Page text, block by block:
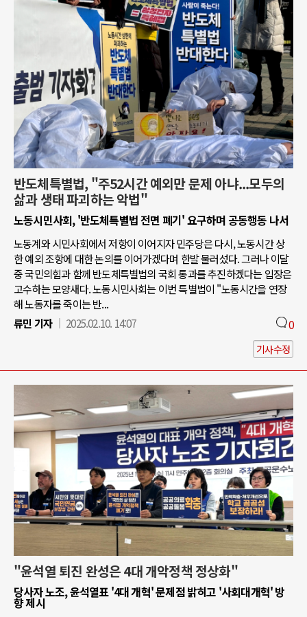
반도체특별법, "주52시간 예외만 문제 아냐...모두의
삶과 생태 파괴하는 악법"
노동시민사회, '반도체특별법 전면 폐기' 요구하며 공동행동 나서
노동계와 시민사회에서 저항이 이어지자 민주당은 다시, 노동시간 상
한 예외 조항에 대한 논의를 이어가겠다며 한발 물러섰다. 그러나 이달
중 국민의힘과 함께 반도체특별법의 국회 통과를 추진하겠다는 입장은
고수하는 모양새다. 노동시민사회는 이번 특별법이 "노동시간을 연장
해 노동자를 죽이는 반...
류민 기자
2025.02.10. 14:07 0
기사수정
"윤석열 퇴진 완성은 4대 개악정책 정상화"
당사자 노조, 윤석열표 '4대 개혁' 문제점 밝히고 '사회대개혁' 방
향 제시